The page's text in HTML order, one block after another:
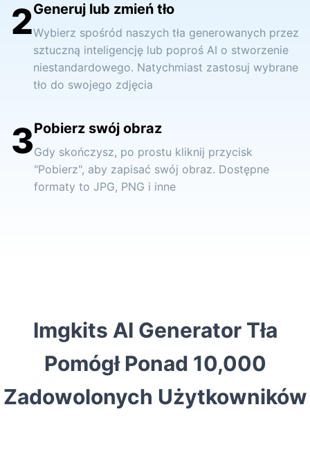
2Generuj lub zmień tło
Wybierz spośród naszych tła generowanych przez
sztuczną inteligencję lub poproś AI o stworzenie
niestandardowego. Natychmiast zastosuj wybrane
tło do swojego zdjęcia
3Pobierz swój obraz
Gdy skończysz, po prostu kliknij przycisk
"Pobierz", aby zapisać swój obraz. Dostępne
formaty to JPG, PNG i inne
Imgkits AI Generator Tła
Pomógł Ponad 10,000
Zadowolonych Użytkowników